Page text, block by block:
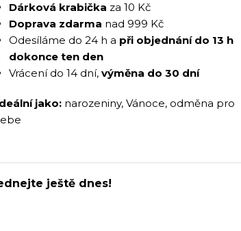
Dárková krabička za 10 Kč
Doprava zdarma nad 999 Kč
Odesíláme do 24 h a při objednání do 13 h
dokonce ten den
Vrácení do 14 dní, výměna do 30 dní
jako: narozeniny, Vánoce, odměna pro
ještě dnes!